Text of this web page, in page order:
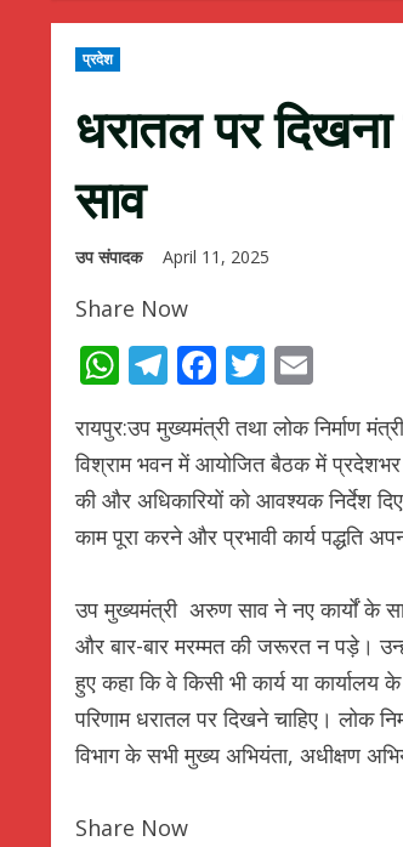
प्रदेश
धरातल पर दिखना
साव
उप संपादक April 11, 2025
Share Now
WhatsApp
Telegram
Facebook
Twitter
रायपुर:उप मुख्यमंत्री तथा लोक निर्माण
विश्राम भवन में आयोजित बैठक में प्रदेशभर
की और अधिकारियों को आवश्यक निर्देश
काम पूरा करने और प्रभावी कार्य पद्धति
उप मुख्यमंत्री अरुण साव ने नए कार्यों के
और बार-बार मरम्मत की जरूरत न पड़े।
हुए कहा कि वे किसी भी कार्य या
परिणाम धरातल पर दिखने चाहिए। लोक
विभाग के सभी मुख्य अभियंता, अधीक्षण
Share Now